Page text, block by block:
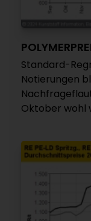
Standard-
Notierungen
Oktober wohl